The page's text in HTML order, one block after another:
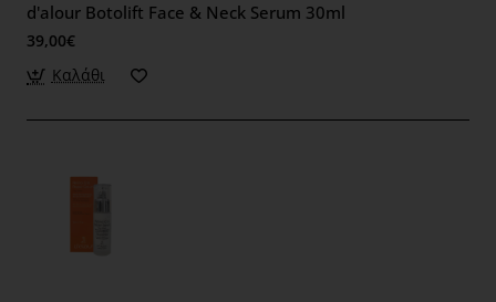
d'alour Botolift Face & Neck Serum 30ml
39,00€
Καλάθι